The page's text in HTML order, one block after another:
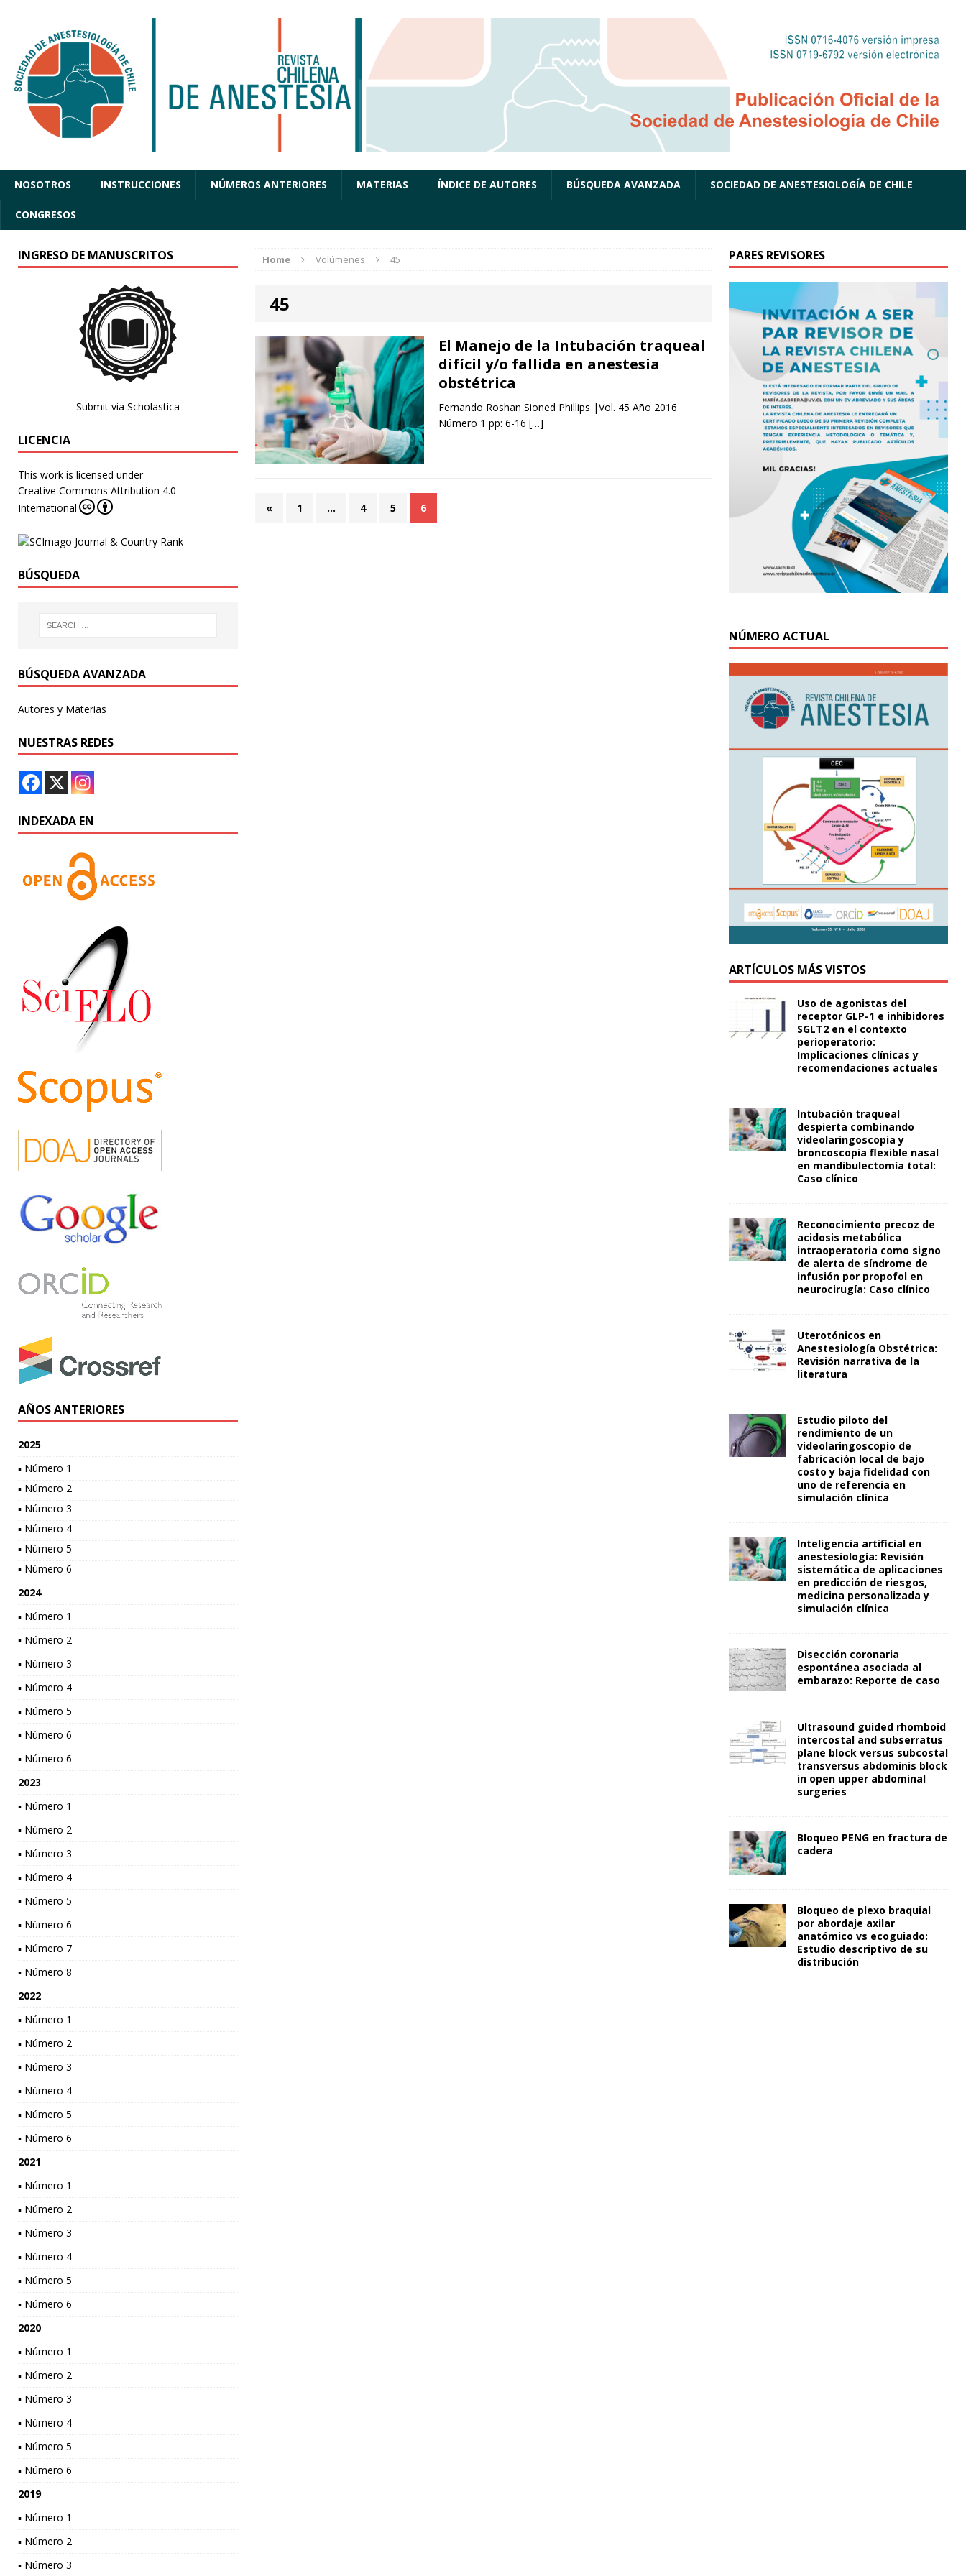
NOSOTROS INSTRUCCIONES NÚMEROS ANTERIORES MATERIAS ÍNDICE DE AUTORES BÚSQUEDA AVANZADA SOCIEDAD DE ANESTESIOLOGÍA DE CHILE
CONGRESOS
Home Volúmenes 45
45
El Manejo de la Intubación traqueal
difícil y/o fallida en anestesia
obstétrica
Fernando Roshan Sioned Phillips |Vol. 45 Año 2016
Número 1 pp: 6-16 […]
« 1 … 4 5 6
INGRESO DE MANUSCRITOS
Submit via Scholastica
LICENCIA
This work is licensed under
Creative Commons Attribution 4.0
International
BÚSQUEDA
BÚSQUEDA AVANZADA
Autores y Materias
NUESTRAS REDES
INDEXADA EN
AÑOS ANTERIORES
2025
▪ Número 1
▪ Número 2
▪ Número 3
▪ Número 4
▪ Número 5
▪ Número 6
2024
▪ Número 1
▪ Número 2
▪ Número 3
▪ Número 4
▪ Número 5
▪ Número 6
▪ Número 6
2023
▪ Número 1
▪ Número 2
▪ Número 3
▪ Número 4
▪ Número 5
▪ Número 6
▪ Número 7
▪ Número 8
2022
▪ Número 1
▪ Número 2
▪ Número 3
▪ Número 4
▪ Número 5
▪ Número 6
2021
▪ Número 1
▪ Número 2
▪ Número 3
▪ Número 4
▪ Número 5
▪ Número 6
2020
▪ Número 1
▪ Número 2
▪ Número 3
▪ Número 4
▪ Número 5
▪ Número 6
2019
▪ Número 1
▪ Número 2
▪ Número 3
PARES REVISORES
NÚMERO ACTUAL
ARTÍCULOS MÁS VISTOS
Uso de agonistas del
receptor GLP-1 e inhibidores
SGLT2 en el contexto
perioperatorio:
Implicaciones clínicas y
recomendaciones actuales
Intubación traqueal
despierta combinando
videolaringoscopia y
broncoscopia flexible nasal
en mandibulectomía total:
Caso clínico
Reconocimiento precoz de
acidosis metabólica
intraoperatoria como signo
de alerta de síndrome de
infusión por propofol en
neurocirugía: Caso clínico
Uterotónicos en
Anestesiología Obstétrica:
Revisión narrativa de la
literatura
Estudio piloto del
rendimiento de un
videolaringoscopio de
fabricación local de bajo
costo y baja fidelidad con
uno de referencia en
simulación clínica
Inteligencia artificial en
anestesiología: Revisión
sistemática de aplicaciones
en predicción de riesgos,
medicina personalizada y
simulación clínica
Disección coronaria
espontánea asociada al
embarazo: Reporte de caso
Ultrasound guided rhomboid
intercostal and subserratus
plane block versus subcostal
transversus abdominis block
in open upper abdominal
surgeries
Bloqueo PENG en fractura de
cadera
Bloqueo de plexo braquial
por abordaje axilar
anatómico vs ecoguiado:
Estudio descriptivo de su
distribución